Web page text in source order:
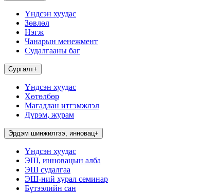
Үндсэн хуудас
Зөвлөл
Нэгж
Чанарын менежмент
Судалгааны баг
Сургалт+
Үндсэн хуудас
Хөтөлбөр
Магадлан итгэмжлэл
Дүрэм, журам
Эрдэм шинжилгээ, инновац+
Үндсэн хуудас
ЭШ, инновацын алба
ЭШ судалгаа
ЭШ-ний хурал семинар
Бүтээлийн сан